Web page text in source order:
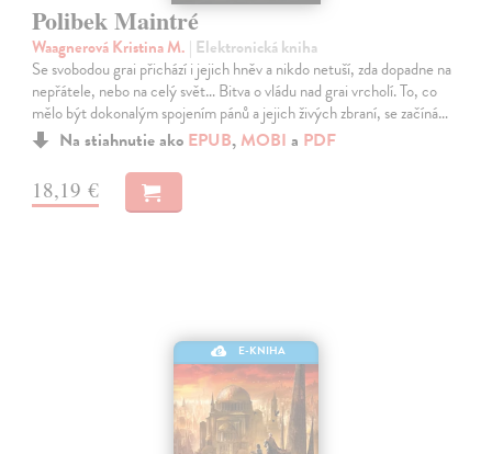
Polibek Maintré
Waagnerová Kristina M. | Elektronická kniha
Se svobodou grai přichází i jejich hněv a nikdo netuší, zda dopadne na
nepřátele, nebo na celý svět… Bitva o vládu nad grai vrcholí. To, co
mělo být dokonalým spojením pánů a jejich živých zbraní, se začíná…
Na stiahnutie ako EPUB, MOBI a PDF
18,19 €
E-KNIHA